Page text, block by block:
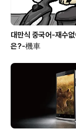
대만식 중국어-재수
은?-機車